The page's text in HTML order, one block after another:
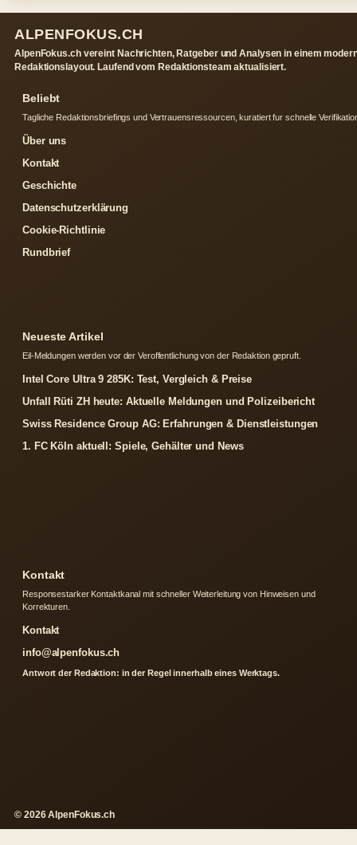
ALPENFOKUS.CH
AlpenFokus.ch vereint Nachrichten, Ratgeber und Analysen in einem
Redaktionslayout. Laufend vom Redaktionsteam aktualisiert.
Beliebt
Tagliche Redaktionsbriefings und Vertrauensressourcen, kuratiert fur schnelle
Über uns
Kontakt
Geschichte
Datenschutzerklärung
Cookie-Richtlinie
Rundbrief
Neueste Artikel
Eil-Meldungen werden vor der Veroffentlichung von der Redaktion gepruft.
Intel Core Ultra 9 285K: Test, Vergleich & Preise
Unfall Rüti ZH heute: Aktuelle Meldungen und Polizeibericht
Swiss Residence Group AG: Erfahrungen & Dienstleistungen
1. FC Köln aktuell: Spiele, Gehälter und News
Kontakt
Responsestarker Kontaktkanal mit schneller Weiterleitung von Hinweisen und
Korrekturen.
Kontakt
info@alpenfokus.ch
Antwort der Redaktion: in der Regel innerhalb eines Werktags.
© 2026 AlpenFokus.ch